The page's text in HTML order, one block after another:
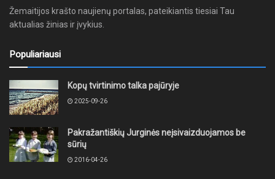
Žemaitijos krašto naujienų portalas, pateikiantis tiesiai Tau
aktualias žinias ir įvykius.
Populiariausi
Kopų tvirtinimo talka pajūryje
2025-09-26
Pakražantiškių Jurginės neįsivaizduojamos be
sūrių
2016-04-26